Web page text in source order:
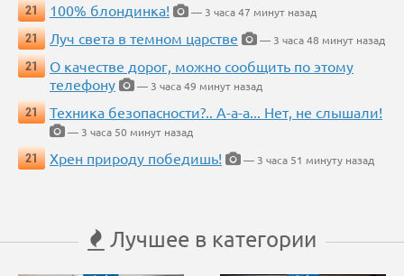
21
100% блондинка!
— 3 часа 47 минут назад
21
Луч света в темном царстве
— 3 часа 48 минут назад
21
О качестве дорог, можно сообщить по этому
телефону
— 3 часа 49 минут назад
21
Техника безопасности?.. А-а-а... Нет, не слышали!
— 3 часа 50 минут назад
21
Хрен природу победишь! — 3 часа 51 минуту назад
Лучшее в категории